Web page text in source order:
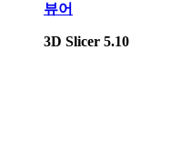
뷰어
3D Slicer 5.10